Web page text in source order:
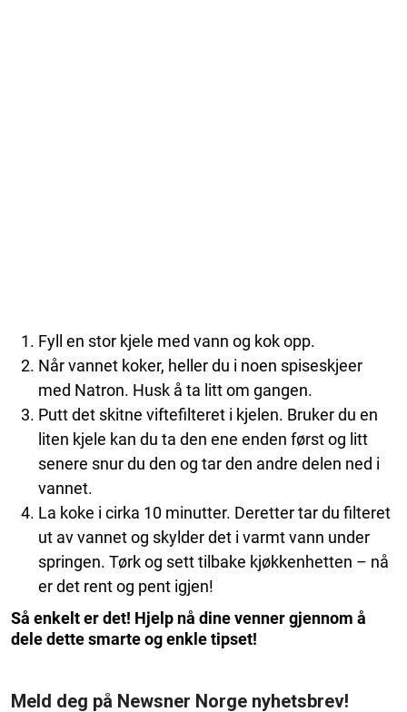
Fyll en stor kjele med vann og kok opp.
Når vannet koker, heller du i noen spiseskjeer
med Natron. Husk å ta litt om gangen.
Putt det skitne viftefilteret i kjelen. Bruker du en
liten kjele kan du ta den ene enden først og litt
senere snur du den og tar den andre delen ned i
vannet.
La koke i cirka 10 minutter. Deretter tar du filteret
ut av vannet og skylder det i varmt vann under
springen. Tørk og sett tilbake kjøkkenhetten – nå
er det rent og pent igjen!
Så enkelt er det! Hjelp nå dine venner gjennom å
dele dette smarte og enkle tipset!